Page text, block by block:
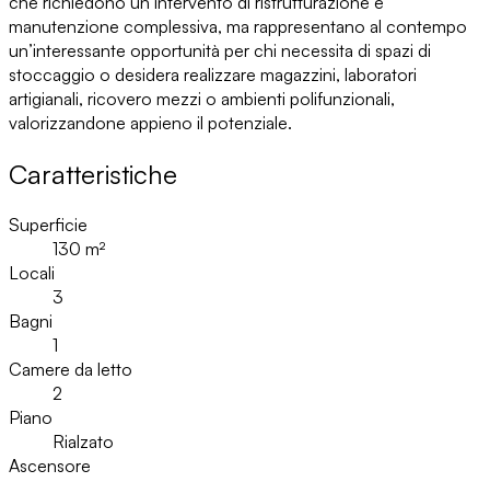
manutenzione complessiva, ma rappresentano al contempo
un’interessante opportunità per chi necessita di spazi di
stoccaggio o desidera realizzare magazzini, laboratori
artigianali, ricovero mezzi o ambienti polifunzionali,
valorizzandone appieno il potenziale.
Caratteristiche
Superficie
130 m²
Locali
3
Bagni
1
Camere da letto
2
Piano
Rialzato
Ascensore